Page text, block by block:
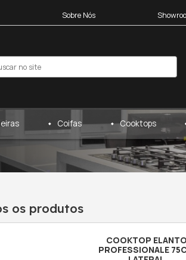
Blocos 3D
Cervejeiras